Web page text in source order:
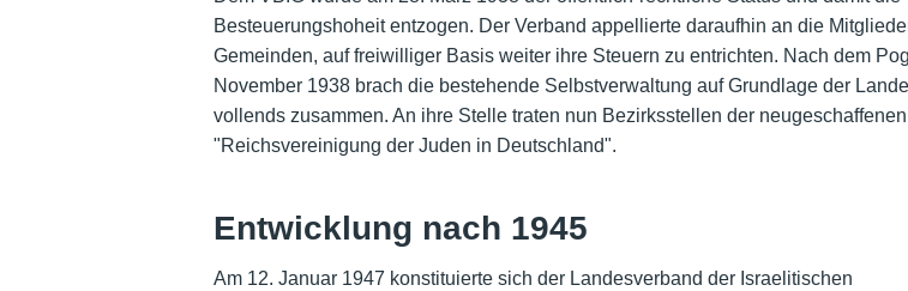
Besteuerungshoheit entzogen. Der Verband appellierte daraufhin an die
Gemeinden, auf freiwilliger Basis weiter ihre Steuern zu entrichten. Nach dem
November 1938 brach die bestehende Selbstverwaltung auf Grundlage der
vollends zusammen. An ihre Stelle traten nun Bezirksstellen der neugeschaffenen
"Reichsvereinigung der Juden in Deutschland".
Entwicklung nach 1945
Am 12. Januar 1947 konstituierte sich der Landesverband der Israelitischen